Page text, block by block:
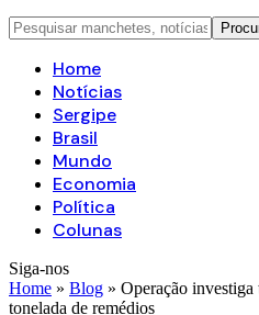
Home
Notícias
Sergipe
Brasil
Mundo
Economia
Política
Colunas
Siga-nos
Home » Blog » Operação
tonelada de remédios